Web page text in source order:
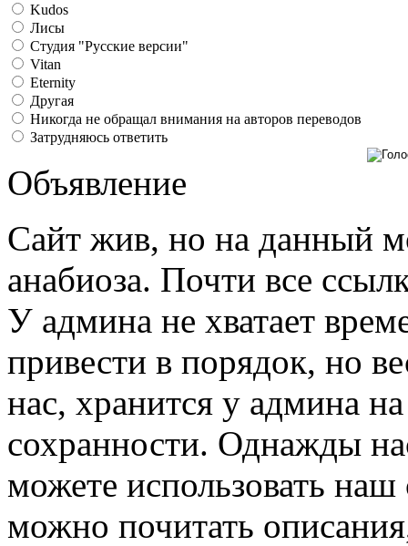
Kudos
Лисы
Студия "Русские версии"
Vitan
Eternity
Другая
Никогда не обращал внимания на авторов переводов
Затрудняюсь ответить
Объявление
Сайт жив, но на данный
анабиоза. Почти все
У админа не хватает
привести в порядок, но
нас, хранится у админа
сохранности. Однажды
можете использовать наш
можно почитать